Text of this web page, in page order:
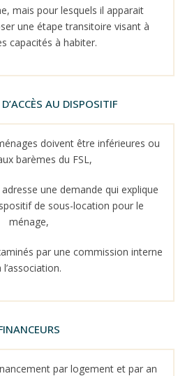
mais pour lesquels il apparait
une étape transitoire visant à
capacités à habiter.
AU DISPOSITIF
doivent être inférieures ou
barèmes du FSL,
une demande qui explique
de sous-location pour le
ménage,
par une commission interne
l’association.
par logement et par an